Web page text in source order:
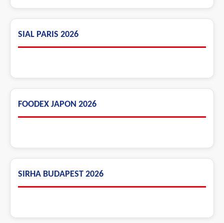
SIAL PARIS 2026
FOODEX JAPON 2026
SIRHA BUDAPEST 2026